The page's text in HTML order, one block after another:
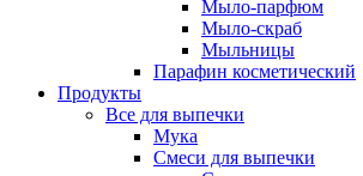
Мыло-парфюм
Мыло-скраб
Мыльницы
Парафин косметический
Продукты
Все для выпечки
Мука
Смеси для выпечки